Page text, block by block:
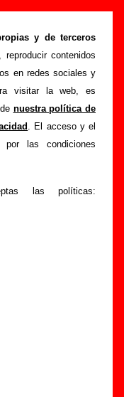
y de terceros
contenidos
en redes sociales y
visitar la web, es
nuestra política de
. El acceso y el
las condiciones
las políticas:
Nosoträsh
Puta conciencia
tipo de información
" interpretada por
aparecerá
sobre los discos en
la grabación del
adicional, puedes